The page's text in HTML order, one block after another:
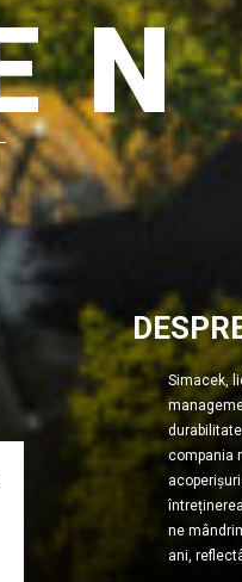
Simacek,
compania
ne
ani,